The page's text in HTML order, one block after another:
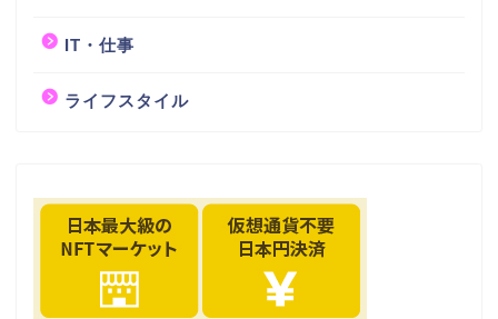
IT・仕事
ライフスタイル